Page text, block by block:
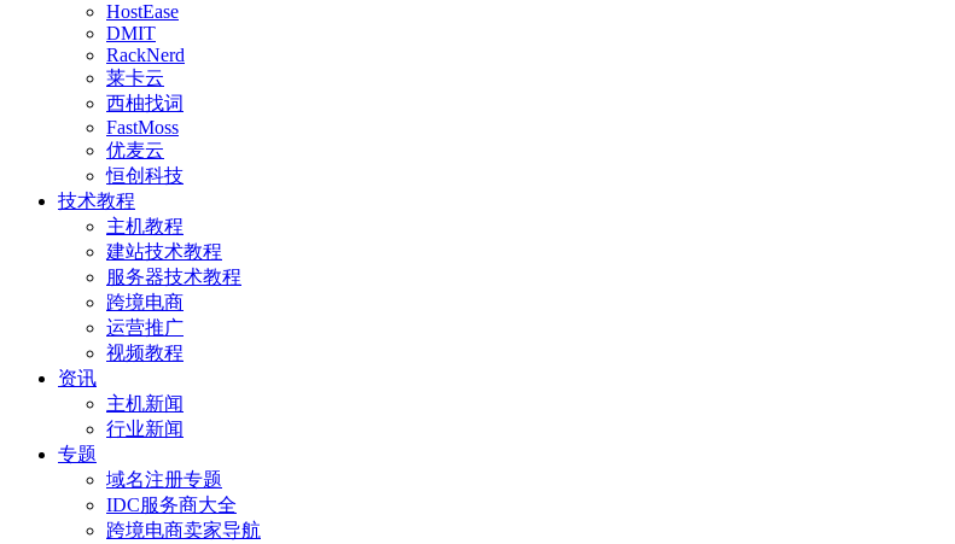
HostEase
DMIT
RackNerd
莱卡云
西柚找词
FastMoss
优麦云
恒创科技
技术教程
主机教程
建站技术教程
服务器技术教程
跨境电商
运营推广
视频教程
资讯
主机新闻
行业新闻
专题
域名注册专题
IDC服务商大全
跨境电商卖家导航